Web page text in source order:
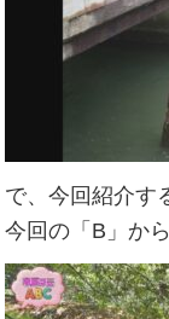
で、今回紹介す
今回の「B」か